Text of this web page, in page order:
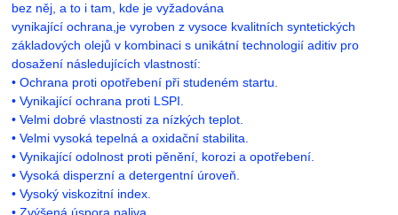
bez něj, a to i tam, kde je vyžadována
vynikající ochrana, je vyroben z vysoce kvalitních syntetických
základových olejů v kombinaci s unikátní technologií aditiv pro
dosažení následujících vlastností:
• Ochrana proti opotřebení při studeném startu.
• Vynikající ochrana proti LSPI.
• Velmi dobré vlastnosti za nízkých teplot.
• Velmi vysoká tepelná a oxidační stabilita.
• Vynikající odolnost proti pěnění, korozi a opotřebení.
• Vysoká disperzní a detergentní úroveň.
• Vysoký viskozitní index.